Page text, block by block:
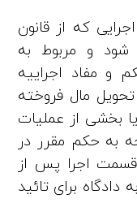
که از قانون
شود و مربوط به
و مفاد اجراییه
مال فروخته‌
بخشی از عملیات
به حکم مقرر در
قسمت اجرا پس از
دادگاه برای تائید